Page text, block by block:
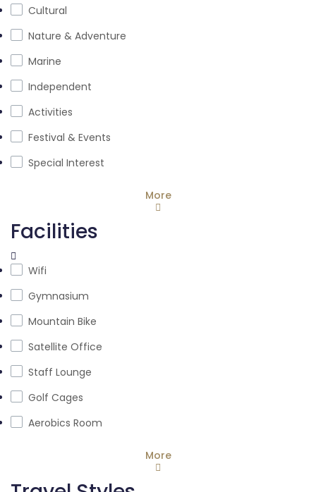
Cultural
Nature & Adventure
Marine
Independent
Activities
Festival & Events
Special Interest
More
Facilities
Wifi
Gymnasium
Mountain Bike
Satellite Office
Staff Lounge
Golf Cages
Aerobics Room
More